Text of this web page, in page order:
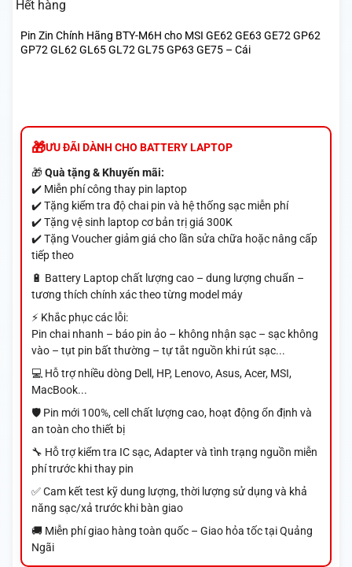
Hết hàng
Pin Zin Chính Hãng BTY-M6H cho MSI GE62 GE63 GE72 GP62
GP72 GL62 GL65 GL72 GL75 GP63 GE75 – Cái
ƯU ĐÃI DÀNH CHO BATTERY LAPTOP
🎁Quà tặng & Khuyến mãi:
✔️ Miễn phí công thay pin laptop
✔️ Tặng kiểm tra độ chai pin và hệ thống sạc miễn phí
✔️ Tặng vệ sinh laptop cơ bản trị giá 300K
✔️ Tặng Voucher giảm giá cho lần sửa chữa hoặc nâng cấp
tiếp theo
🔋 Battery Laptop chất lượng cao – dung lượng chuẩn –
tương thích chính xác theo từng model máy
⚡ Khắc phục các lỗi:
Pin chai nhanh – báo pin ảo – không nhận sạc – sạc không
vào – tụt pin bất thường – tự tắt nguồn khi rút sạc...
💻 Hỗ trợ nhiều dòng Dell, HP, Lenovo, Asus, Acer, MSI,
MacBook...
🛡️ Pin mới 100%, cell chất lượng cao, hoạt động ổn định và
an toàn cho thiết bị
🔧 Hỗ trợ kiểm tra IC sạc, Adapter và tình trạng nguồn miễn
phí trước khi thay pin
✅ Cam kết test kỹ dung lượng, thời lượng sử dụng và khả
năng sạc/xả trước khi bàn giao
🚚 Miễn phí giao hàng toàn quốc – Giao hỏa tốc tại Quảng
Ngãi